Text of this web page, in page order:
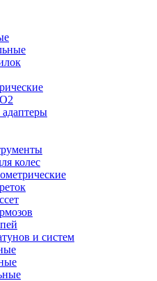
колес
и систем